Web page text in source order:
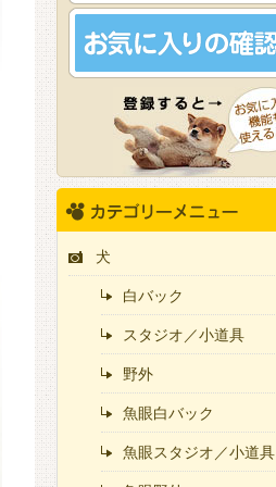
犬
白バック
スタジオ／小道具
野外
魚眼白バック
魚眼スタジオ／小道具